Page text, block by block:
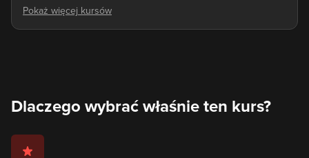
Dlaczego wybrać właśnie ten kurs?